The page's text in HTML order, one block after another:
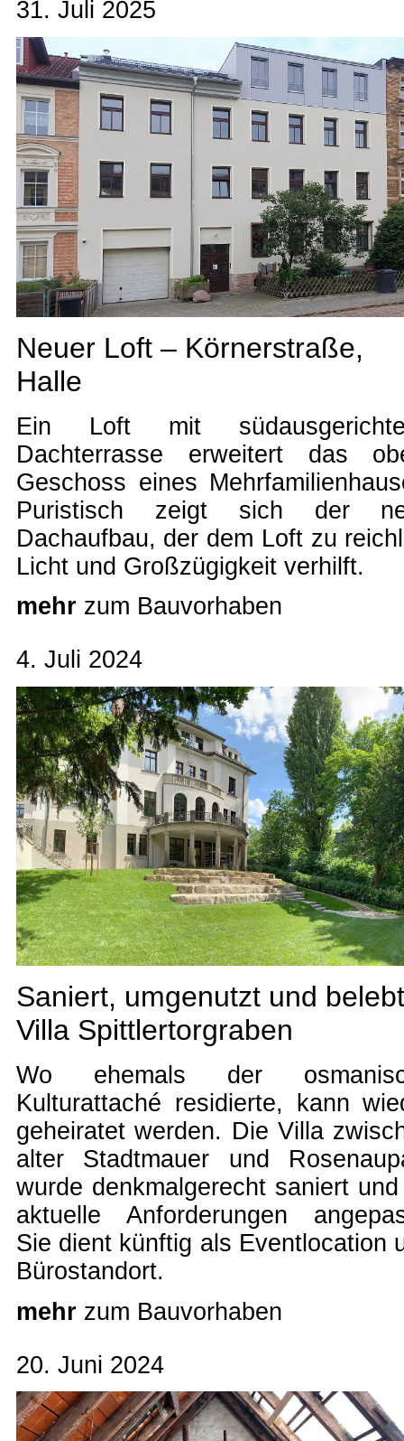
31. Juli 2025
Neuer Loft – Körnerstraße,
Halle
Ein Loft mit
Dachterrasse erweitert das
Geschoss eines
Puristisch zeigt sich der
Dachaufbau, der dem Loft zu
Licht und Großzügigkeit verhilft.
mehr zum Bauvorhaben
4. Juli 2024
Saniert, umgenutzt und
Villa Spittlertorgraben
Wo ehemals der
Kulturattaché residierte, kann
geheiratet werden. Die Villa
alter Stadtmauer und
wurde denkmalgerecht saniert
aktuelle Anforderungen
Sie dient künftig als Eventlocation
Bürostandort.
mehr zum Bauvorhaben
20. Juni 2024